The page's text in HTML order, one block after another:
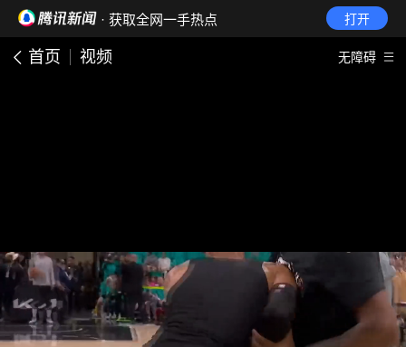
· 获取全网一手热点 打开
首页 视频 无障碍